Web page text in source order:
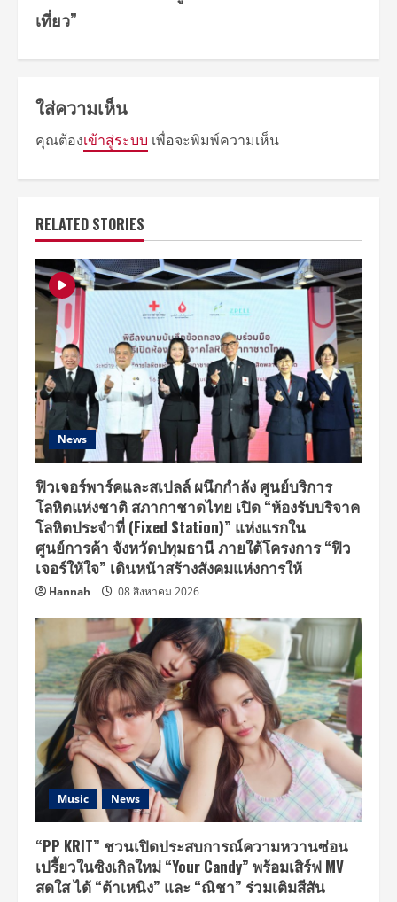
เที่ยว”
ใส่ความเห็น
คุณต้องเข้าสู่ระบบ เพื่อจะพิมพ์ความเห็น
RELATED STORIES
News
ฟิวเจอร์พาร์คและสเปลล์ ผนึกกำลัง ศูนย์บริการ
โลหิตแห่งชาติ สภากาชาดไทย เปิด “ห้องรับบริจาค
โลหิตประจำที่ (Fixed Station)” แห่งแรกใน
ศูนย์การค้า จังหวัดปทุมธานี ภายใต้โครงการ “ฟิว
เจอร์ให้ใจ” เดินหน้าสร้างสังคมแห่งการให้
Hannah 08 สิงหาคม 2026
Music News
“PP KRIT” ชวนเปิดประสบการณ์ความหวานซ่อน
เปรี้ยวในซิงเกิลใหม่ “Your Candy” พร้อมเสิร์ฟ MV
สดใส ได้ “ต้าเหนิง” และ “ณิชา” ร่วมเติมสีสัน